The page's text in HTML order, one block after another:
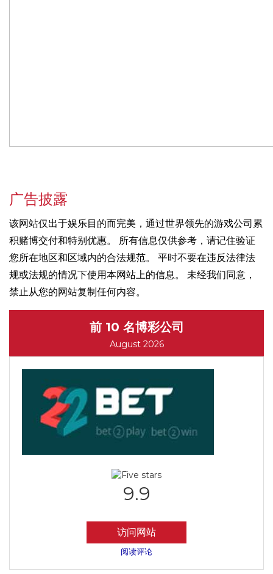
广告披露
该网站仅出于娱乐目的而完美，通过世界领先的游戏公司累
积赌博交付和特别优惠。 所有信息仅供参考，请记住验证
您所在地区和区域内的合法规范。 平时不要在违反法律法
规或法规的情况下使用本网站上的信息。 未经我们同意，
禁止从您的网站复制任何内容。
前 10 名博彩公司
August 2026
9.9
访问网站
阅读评论